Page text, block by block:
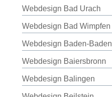
Webdesign Bad Urach
Webdesign Bad Wimpfen
Webdesign Baden-Baden
Webdesign Baiersbronn
Webdesign Balingen